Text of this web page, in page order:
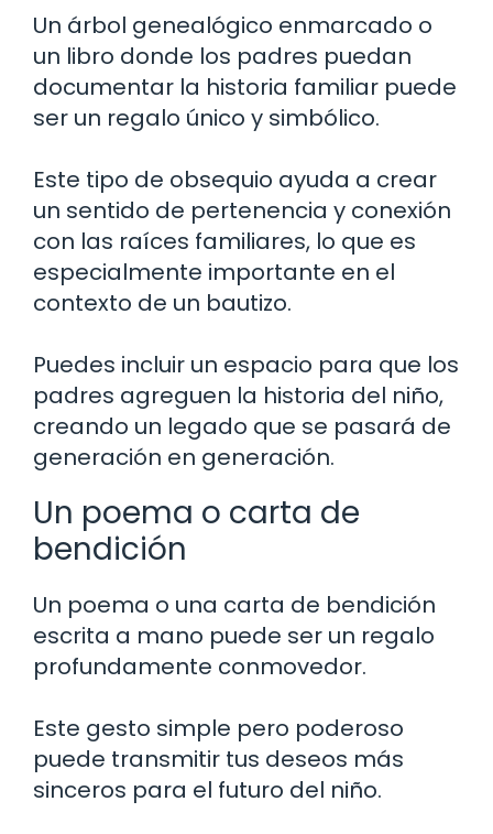
Un árbol genealógico enmarcado o
un libro donde los padres puedan
documentar la historia familiar puede
ser un regalo único y simbólico.
Este tipo de obsequio ayuda a crear
un sentido de pertenencia y conexión
con las raíces familiares, lo que es
especialmente importante en el
contexto de un bautizo.
Puedes incluir un espacio para que los
padres agreguen la historia del niño,
creando un legado que se pasará de
generación en generación.
Un poema o carta de
bendición
Un poema o una carta de bendición
escrita a mano puede ser un regalo
profundamente conmovedor.
Este gesto simple pero poderoso
puede transmitir tus deseos más
sinceros para el futuro del niño.